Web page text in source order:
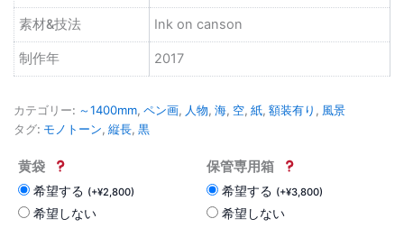
素材&技法 Ink on canson
制作年 2017
カテゴリー: ～1400mm, ペン画, 人物, 海, 空, 紙, 額装有り , 風景
タグ: モノトーン, 縦長, 黒
黄袋
希望する (+¥2,800)
希望しない
保管専用箱
希望する (+¥3,800)
希望しない